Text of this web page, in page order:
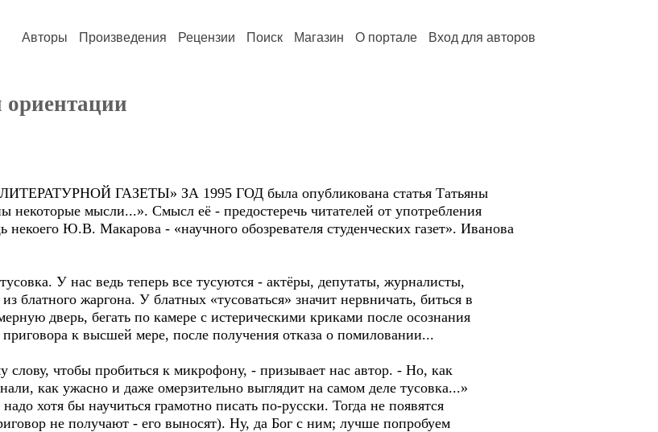
Авторы Произведения Рецензии Поиск Магазин О портале Вход для авторов
ГАЗЕТЫ» ЗА 1995 ГОД была опубликована статья Татьяны
некоторые мысли...». Смысл её - предостеречь читателей от употребления
Ю.В. Макарова - «научного обозревателя студенческих газет». Иванова
У нас ведь теперь все тусуются - актёры, депутаты, журналисты,
блатного жаргона. У блатных «тусоваться» значит нервничать, биться в
дверь, бегать по камере с истерическими криками после осознания
к высшей мере, после получения отказа о помиловании...
слову, чтобы пробиться к микрофону, - призывает нас автор. - Но, как
как ужасно и даже омерзительно выглядит на самом деле тусовка...»
хотя бы научиться грамотно писать по-русски. Тогда не появятся
не получают - его выносят). Ну, да Бог с ним; лучше попробуем